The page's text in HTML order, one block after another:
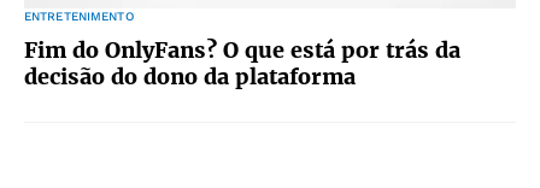
ENTRETENIMENTO
Fim do OnlyFans? O que está por trás da
decisão do dono da plataforma